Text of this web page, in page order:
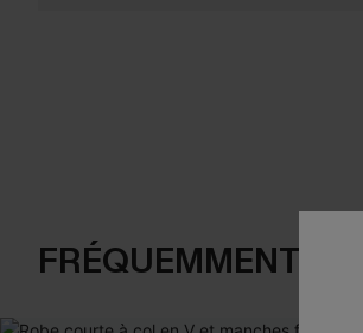
FRÉQUEMMENT